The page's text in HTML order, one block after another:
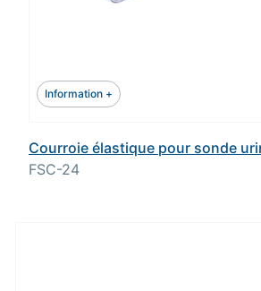
Information +
Courroie élastique pour sonde
FSC-24